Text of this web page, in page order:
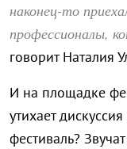
наконец-то
профессионалы,
говорит Наталия
И на площадке
утихает
фестиваль?